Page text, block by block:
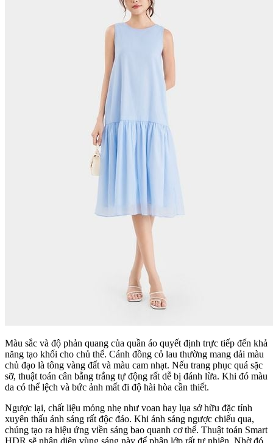
Màu sắc và độ phản quang của quần áo quyết định trực tiếp đến khả
năng tạo khối cho chủ thể. Cánh đồng cỏ lau thường mang dải màu
chủ đạo là tông vàng đất và màu cam nhạt. Nếu trang phục quá sặc
sỡ, thuật toán cân bằng trắng tự động rất dễ bị đánh lừa. Khi đó màu
da có thể lệch và bức ảnh mất đi độ hài hòa cần thiết.
Ngược lại, chất liệu mỏng nhẹ như voan hay lụa sở hữu đặc tính
xuyên thấu ánh sáng rất độc đáo. Khi ánh sáng ngược chiếu qua,
chúng tạo ra hiệu ứng viền sáng bao quanh cơ thể. Thuật toán Smart